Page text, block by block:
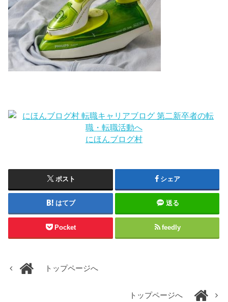
にほんブログ村
ポスト シェア
はてブ 送る
Pocket feedly
トップページへ
トップページへ